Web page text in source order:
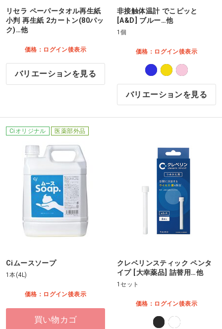
リセラ ペーパータオル再生紙
小判 再生紙 2カートン(80パッ
ク)…他
価格：ログイン後表示
バリエーションを見る
非接触体温計 でこピッと
[A&D] ブルー…他
1個
価格：ログイン後表示
バリエーションを見る
Ciオリジナル 医薬部外品
Ciムースソープ
1本(4L)
価格：ログイン後表示
買い物カゴ
クレベリンスティック ペンタ
イプ [大幸薬品] 詰替用…他
1セット
価格：ログイン後表示